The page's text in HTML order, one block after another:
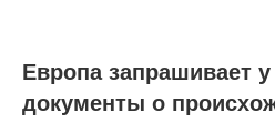
Европа запрашивает
документы о